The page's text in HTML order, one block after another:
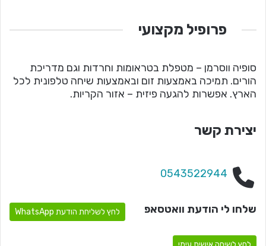
פרופיל מקצועי
סופיה ווסרמן – מטפלת בטראומות וחרדות וגם מדריכת
הורים. תמיכה באמצעות זום ובאמצעות שיחה טלפונית לכל
הארץ. אפשרות להגעה פיזית – אזור הקריות.
יצירת קשר
0543522944
שלחו לי הודעת וואטסאפ לחץ לשליחת הודעת WhatsApp